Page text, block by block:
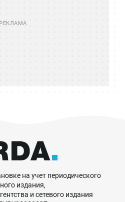
на учет периодического
издания,
и сетевого издания